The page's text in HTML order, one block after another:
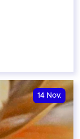
14 Nov.